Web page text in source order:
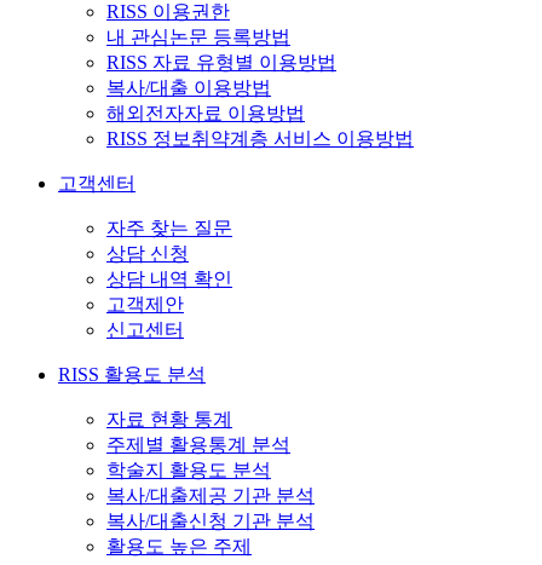
RISS 이용권한
내 관심논문 등록방법
RISS 자료 유형별 이용방법
복사/대출 이용방법
해외전자자료 이용방법
RISS 정보취약계층 서비스 이용방법
고객센터
자주 찾는 질문
상담 신청
상담 내역 확인
고객제안
신고센터
RISS 활용도 분석
자료 현황 통계
주제별 활용통계 분석
학술지 활용도 분석
복사/대출제공 기관 분석
복사/대출신청 기관 분석
활용도 높은 주제